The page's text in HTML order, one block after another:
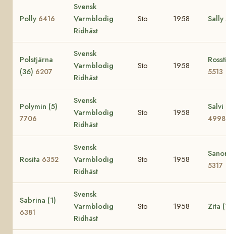
Polly 6416
Svensk
Varmblodig
Ridhäst
Sto 1958 Sally
Polstjärna
(36) 6207
Svensk
Varmblodig
Ridhäst
Sto 1958
5513
Polymin (5)
7706
Svensk
Varmblodig
Ridhäst
Sto 1958
Salvi
4998
Rosita 6352
Svensk
Varmblodig
Ridhäst
Sto 1958
5317
Sabrina (1)
6381
Svensk
Varmblodig
Ridhäst
Sto 1958 Zita